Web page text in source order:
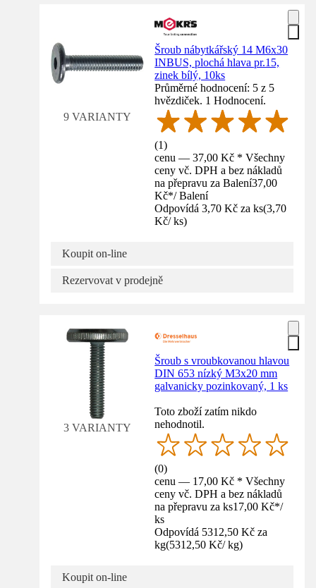
9 VARIANTY
Šroub nábytkářský 14 M6x30
INBUS, plochá hlava pr.15,
zinek bílý, 10ks
Průměrné hodnocení: 5 z 5
hvězdiček. 1 Hodnocení.
(1)
cenu — 37,00 Kč * Všechny
ceny vč. DPH a bez nákladů
na přepravu za Balení37,00
Kč*/ Balení
Odpovídá 3,70 Kč za ks(3,70
Kč/ ks)
Koupit on-line
Rezervovat v prodejně
3 VARIANTY
Šroub s vroubkovanou hlavou
DIN 653 nízký M3x20 mm
galvanicky pozinkovaný, 1 ks
Toto zboží zatím nikdo
nehodnotil.
(0)
cenu — 17,00 Kč * Všechny
ceny vč. DPH a bez nákladů
na přepravu za ks17,00 Kč*/
ks
Odpovídá 5312,50 Kč za
kg(5312,50 Kč/ kg)
Koupit on-line